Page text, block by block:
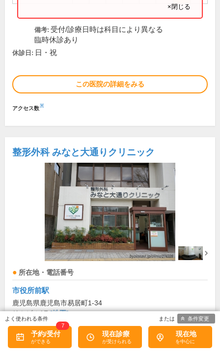
×閉じる
備考: 受付/診療日時は科目により異なる
臨時休診あり
休診日: 日・祝
この医院の詳細をみる
アクセス数※
整形外科 みなと大通りクリニック
所在地・電話番号
市役所前駅
鹿児島県鹿児島市易居町1-34
リミビル1F[地図]
099-239-6622
診療科目
予約/受付
7
現在診療 現在地
条件変更